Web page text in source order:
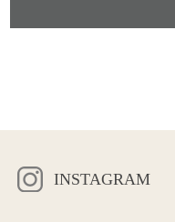
INSTAGRAM